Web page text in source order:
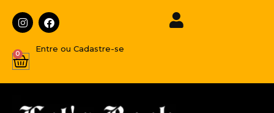
Entre ou Cadastre-se
0